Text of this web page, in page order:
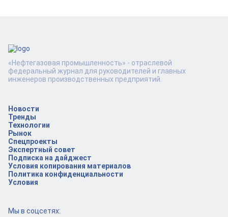
Новости
Тренды
Технологии
Рынок
Спецпроекты
Экспертный совет
Подписка на дайджест
Условия копирования материалов
Политика конфиденциальности
Условия
Мы в соцсетях:
«Нефтегазовая промышленность» - отраслевой
федеральный журнал для руководителей и главных
инженеров производственных предприятий.